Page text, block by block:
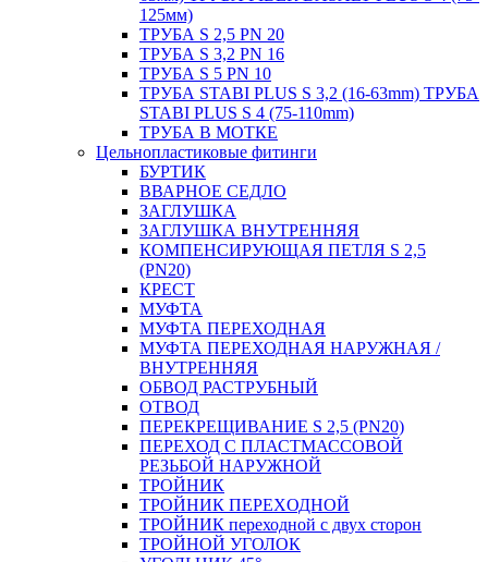
125мм)
ТРУБА S 2,5 PN 20
ТРУБА S 3,2 PN 16
ТРУБА S 5 PN 10
ТРУБА STABI PLUS S 3,2 (16-63mm) ТРУБА
STABI PLUS S 4 (75-110mm)
ТРУБА В МОТКЕ
Цельнопластиковые фитинги
БУРТИК
ВВАРНОЕ СЕДЛО
ЗАГЛУШКА
ЗАГЛУШКА ВНУТРЕННЯЯ
КОМПЕНСИРУЮЩАЯ ПЕТЛЯ S 2,5
(PN20)
КРЕСТ
МУФТА
МУФТА ПЕРЕХОДНАЯ
МУФТА ПЕРЕХОДНАЯ НАРУЖНАЯ /
ВНУТРЕННЯЯ
ОБВОД РАСТРУБНЫЙ
ОТВОД
ПЕРЕКРЕЩИВАНИЕ S 2,5 (PN20)
ПЕРЕХОД С ПЛАСТМАССОВОЙ
РЕЗЬБОЙ НАРУЖНОЙ
ТРОЙНИК
ТРОЙНИК ПЕРЕXОДНОЙ
ТРОЙНИК переходной с двух сторон
ТРОЙНОЙ УГОЛОК